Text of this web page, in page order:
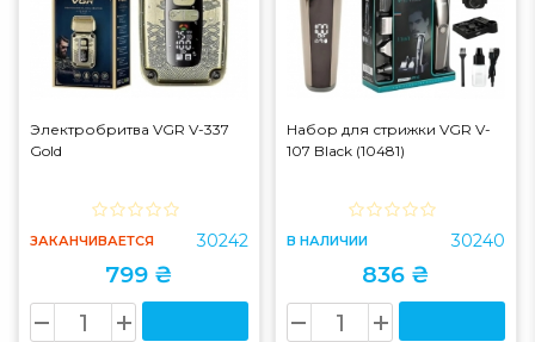
Электробритва VGR V-337
Gold
ЗАКАНЧИВАЕТСЯ 30242
799 ₴
Набор для стрижки VGR V-
107 Black (10481)
В НАЛИЧИИ 30240
836 ₴